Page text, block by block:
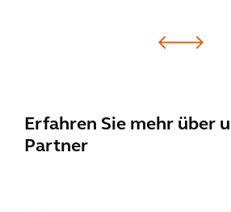
Erfahren Sie mehr über
Partner